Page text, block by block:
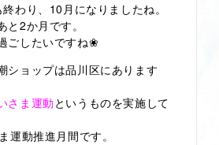
わり、10月になりましたね。
2か月です。
ごしたいですね❀
ショップは品川区にあります
さま運動 というものを実施して
運動推進月間です。